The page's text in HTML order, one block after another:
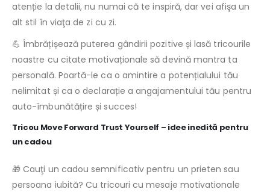
atenție la detalii, nu numai că te inspiră, dar vei afişa un
alt stil în viaţa de zi cu zi.
💪 Îmbrățișează puterea gândirii pozitive și lasă tricourile
noastre cu citate motivaționale să devină mantra ta
personală. Poartă-le ca o amintire a potențialului tău
nelimitat și ca o declarație a angajamentului tău pentru
auto-îmbunătățire și succes!
Tricou Move Forward Trust Yourself – idee inedită pentru
un cadou
🎁 Cauţi un cadou semnificativ pentru un prieten sau
persoana iubită? Cu tricouri cu mesaje motivationale